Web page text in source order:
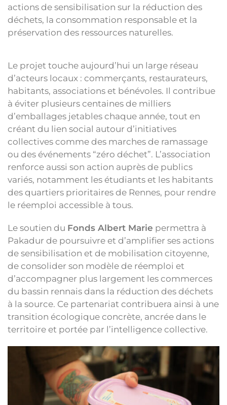
actions de sensibilisation sur la réduction des
déchets, la consommation responsable et la
préservation des ressources naturelles.
Le projet touche aujourd’hui un large réseau
d’acteurs locaux : commerçants, restaurateurs,
habitants, associations et bénévoles. Il contribue
à éviter plusieurs centaines de milliers
d’emballages jetables chaque année, tout en
créant du lien social autour d’initiatives
collectives comme des marches de ramassage
ou des événements “zéro déchet”. L’association
renforce aussi son action auprès de publics
variés, notamment les étudiants et les habitants
des quartiers prioritaires de Rennes, pour rendre
le réemploi accessible à tous.
Le soutien du Fonds Albert Marie permettra à
Pakadur de poursuivre et d’amplifier ses actions
de sensibilisation et de mobilisation citoyenne,
de consolider son modèle de réemploi et
d’accompagner plus largement les commerces
du bassin rennais dans la réduction des déchets
à la source. Ce partenariat contribuera ainsi à une
transition écologique concrète, ancrée dans le
territoire et portée par l’intelligence collective.